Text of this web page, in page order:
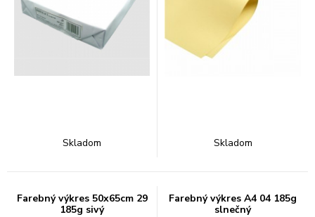
Skladom Skladom
Farebný výkres 50x65cm 29
185g sivý
Farebný výkres A4 04 185g
slnečný